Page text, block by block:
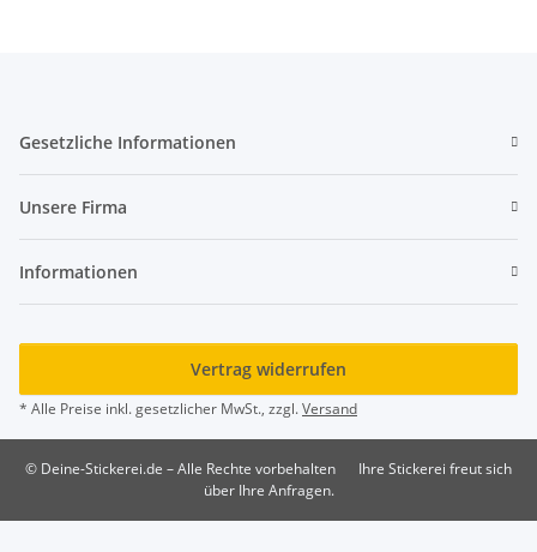
Gesetzliche Informationen
Unsere Firma
Informationen
Vertrag widerrufen
* Alle Preise inkl. gesetzlicher MwSt., zzgl.Versand
© Deine-Stickerei.de – Alle Rechte vorbehalten
Ihre Stickerei freut sich
über Ihre Anfragen.